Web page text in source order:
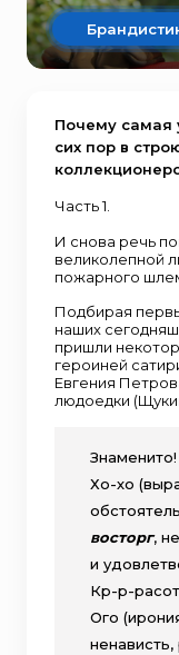
Почему самая
сих пор в
Часть 1.
И снова речь
великолепной
пожарного
Подбирая
наших
пришли
героиней
Евгения
людоедки
Знаменито!
Хо-хо
восторг,
и
Кр-р-
Ого